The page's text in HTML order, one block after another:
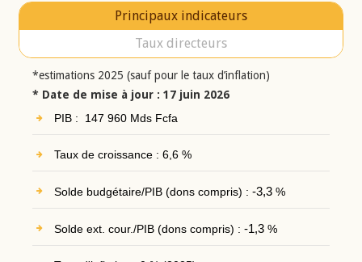
Principaux indicateurs
Taux directeurs
*estimations 2025 (sauf pour le taux d’inflation)
* Date de mise à jour : 17 juin 2026
PIB : 147 960 Mds Fcfa
Taux de croissance : 6,6 %
Solde budgétaire/PIB (dons compris) : -3,3%
Solde ext. cour./PIB (dons compris) : -1,3%